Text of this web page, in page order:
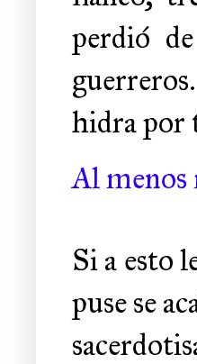
perdió
hidra por
Al
Si a esto
puse se